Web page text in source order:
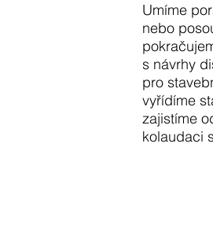
Umíme
nebo
s návrhy
pro
vyřídíme
zajistíme
kolaudaci